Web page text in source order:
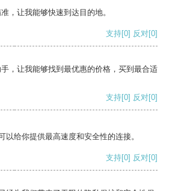
，让我能够快速到达目的地。
支持[0] 反对[0]
，让我能够找到最优惠的价格，买到最合适
支持[0] 反对[0]
以给你提供最高速度和安全性的连接。
支持[0] 反对[0]